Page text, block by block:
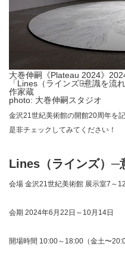
大巻伸嗣《Plateau 2024》
「Lines（ラインズ）̶意識を
作家蔵
photo: 大巻伸嗣スタジオ
金沢21世紀美術館の開館20周年を
是非チェックしてみてください！
Lines（ラインズ）─
会場 金沢21世紀美術館 展示室7～
会期 2024年6月22日～10月14日
開場時間 10:00～18:00（金土〜